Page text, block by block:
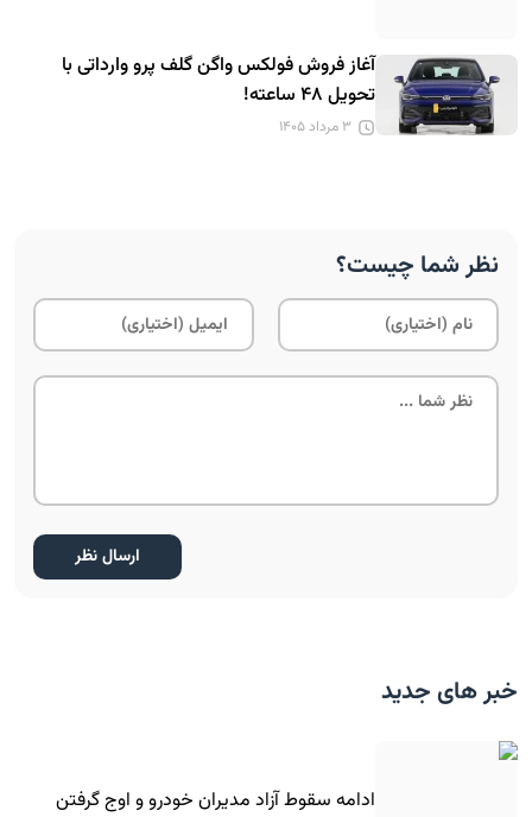
آغاز فروش فولکس واگن گلف پرو وارداتی با
تحویل ۴۸ ساعته!
۳ مرداد ۱۴۰۵
نظر شما چیست؟
خبر های جدید
ادامه سقوط آزاد مدیران خودرو و اوج گرفتن